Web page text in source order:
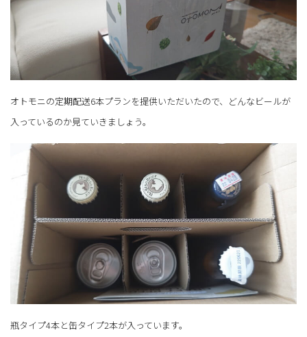
オトモニの定期配送6本プランを提供いただいたので、どんなビールが
入っているのか見ていきましょう。
瓶タイプ4本と缶タイプ2本が入っています。